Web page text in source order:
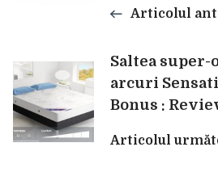
articoleArticolul
Saltea super-
arcuri
Bonus :
Articolul